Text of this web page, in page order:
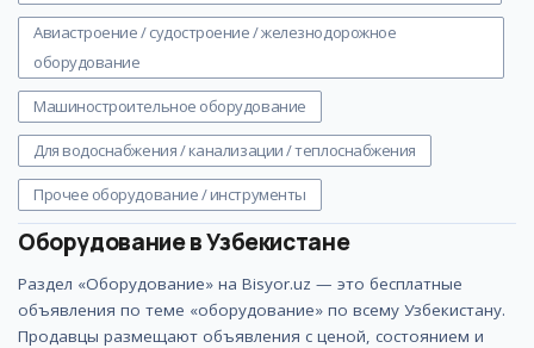
Авиастроение / судостроение / железнодорожное
оборудование
Машиностроительное оборудование
Для водоснабжения / канализации / теплоснабжения
Прочее оборудование / инструменты
Оборудованиев Узбекистане
Раздел «Оборудование» на Bisyor.uz — это бесплатные
объявления по теме «оборудование» по всему Узбекистану.
Продавцы размещают объявления с ценой, состоянием и